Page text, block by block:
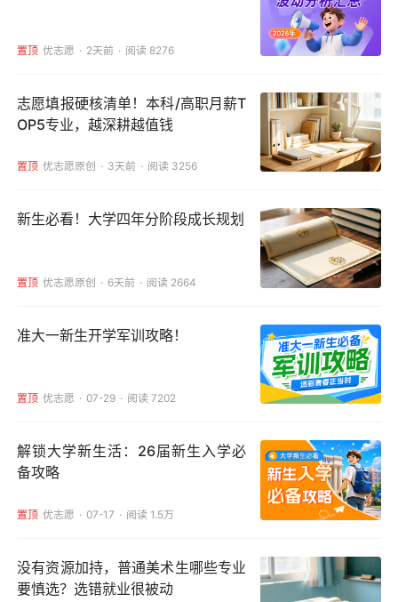
置顶 优志愿 2天前 阅读 8276
志愿填报硬核清单！本科/高职月薪T
OP5专业，越深耕越值钱
置顶 优志愿原创 3天前 阅读 3256
新生必看！大学四年分阶段成长规划
置顶 优志愿原创 6天前 阅读 2664
准大一新生开学军训攻略！
置顶 优志愿 07-29 阅读 7202
解锁大学新生活：26届新生入学必
备攻略
置顶 优志愿 07-17 阅读 1.5万
没有资源加持，普通美术生哪些专业
要慎选？选错就业很被动